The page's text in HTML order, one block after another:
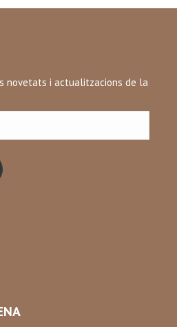
novetats i actualitzacions de la